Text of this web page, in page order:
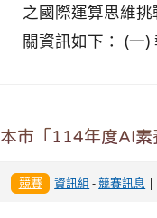
之國際運算思維
關資訊如下： (一
本市「114年度AI素
競賽 資訊組 -競賽訊息 |